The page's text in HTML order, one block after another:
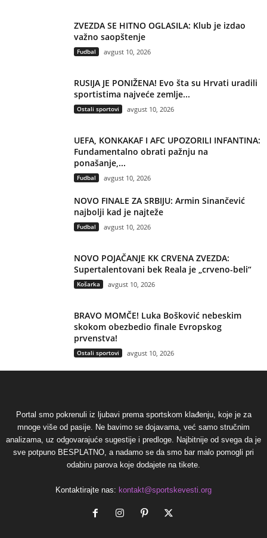
ZVEZDA SE HITNO OGLASILA: Klub je izdao
važno saopštenje
Fudbal avgust 10, 2026
RUSIJA JE PONIŽENA! Evo šta su Hrvati uradili
sportistima najveće zemlje...
Ostali sportovi avgust 10, 2026
UEFA, KONKAKAF I AFC UPOZORILI INFANTINA:
Fundamentalno obrati pažnju na
ponašanje,...
Fudbal avgust 10, 2026
NOVO FINALE ZA SRBIJU: Armin Sinančević
najbolji kad je najteže
Fudbal avgust 10, 2026
NOVO POJAČANJE KK CRVENA ZVEZDA:
Supertalentovani bek Reala je „crveno-beli“
Košarka avgust 10, 2026
BRAVO MOMČE! Luka Bošković nebeskim
skokom obezbedio finale Evropskog
prvenstva!
Ostali sportovi avgust 10, 2026
Portal smo pokrenuli iz ljubavi prema sportskom klađenju, koje je za
mnoge više od pasije. Ne bavimo se dojavama, već samo stručnim
analizama, uz odgovarajuće sugestije i predloge. Najbitnije od svega da je
sve potpuno BESPLATNO, a nadamo se da smo bar malo pomogli pri
odabiru parova koje dodajete na tikete.
Kontaktirajte nas: kontakt@sportskevesti.org